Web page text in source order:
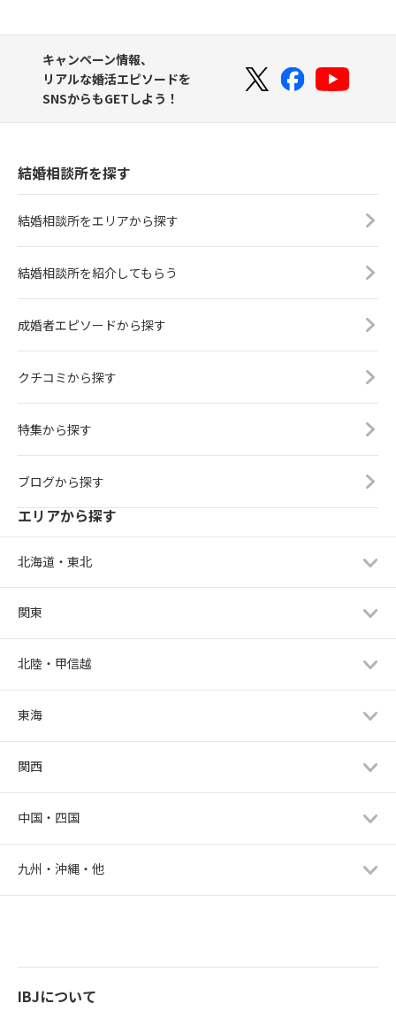
キャンペーン情報、
リアルな婚活エピソードを
SNSからもGETしよう！
結婚相談所を探す
結婚相談所をエリアから探す
結婚相談所を紹介してもらう
成婚者エピソードから探す
クチコミから探す
特集から探す
ブログから探す
エリアから探す
北海道・東北
関東
北陸・甲信越
東海
関西
中国・四国
九州・沖縄・他
IBJについて